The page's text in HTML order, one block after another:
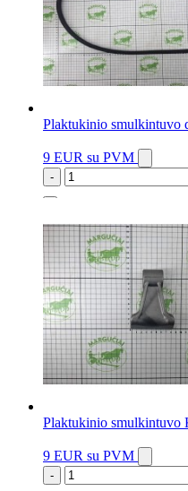
Plaktukinio smulkintuvo
9 EUR su PVM
-
Plaktukinio smulkintuvo
9 EUR su PVM
-